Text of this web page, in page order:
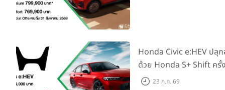
Honda Civic e:HEV ปลุ
ด้วย Honda S+ Shift ครั้
เพิ่ม Blind Spot
23 ก.ค. 69